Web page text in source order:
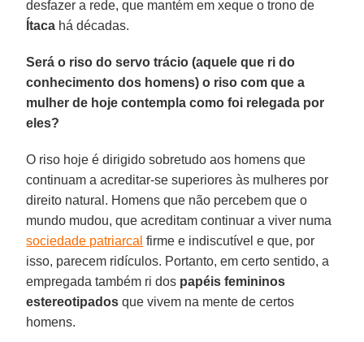
desfazer a rede, que mantém em xeque o trono de
Ítaca há décadas.
Será o riso do servo trácio (aquele que ri do
conhecimento dos homens) o riso com que a
mulher de hoje contempla como foi relegada por
eles?
O riso hoje é dirigido sobretudo aos homens que
continuam a acreditar-se superiores às mulheres por
direito natural. Homens que não percebem que o
mundo mudou, que acreditam continuar a viver numa
sociedade patriarcal firme e indiscutível e que, por
isso, parecem ridículos. Portanto, em certo sentido, a
empregada também ri dos papéis femininos
estereotipados que vivem na mente de certos
homens.